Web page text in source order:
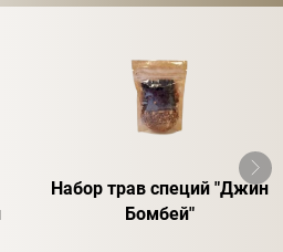
Набор трав специй "Джин
Бомбей"